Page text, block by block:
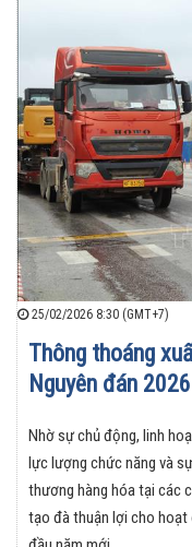
25/02/2026 8:30 (GMT+7)
Thông thoáng
Nguyên đán 2026
Nhờ sự chủ động, linh
lực lượng chức năng và
thương hàng hóa tại các
tạo đà thuận lợi cho hoạt